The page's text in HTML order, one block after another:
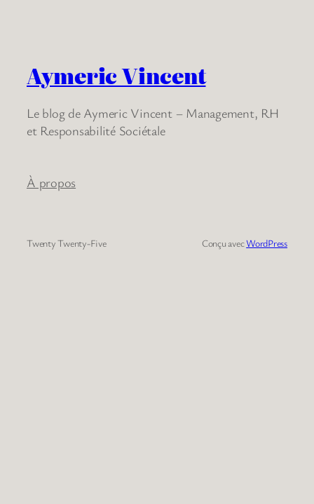
Aymeric Vincent
Le blog de Aymeric Vincent – Management, RH
et Responsabilité Sociétale
À propos
Twenty Twenty-Five Conçu avecWordPress